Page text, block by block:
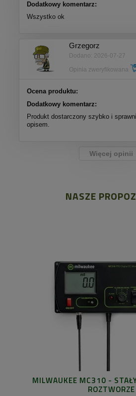
Dodatkowy komentarz:
Wszystko ok
Grzegorz
Dodano: 2026-07-27
Opinia zweryfikowana
Ocena produktu:
Dodatkowy komentarz:
Produkt dostarczony szybko i
opisem.
Więcej opinii
NASZE
MILWAUKEE MC310 -
ROZTWORZE